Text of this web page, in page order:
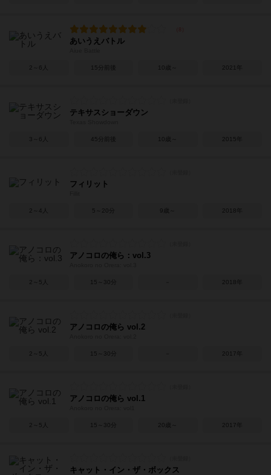
あいうえバトル
2～6人 15分前後 10歳～ 2021年
テキサスショーダウン
3～6人 45分前後 10歳～ 2015年
フィリット
2～4人 5～20分 9歳～ 2018年
アノコロの俺ら：vol.3
2～5人 15～30分 2018年
アノコロの俺ら vol.2
2～5人 15～30分 2017年
アノコロの俺ら vol.1
2～5人 15～30分 20歳～ 2017年
キャット・イン・ザ・ボックス